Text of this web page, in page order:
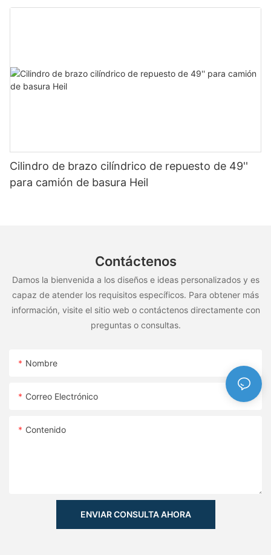
Cilindro de brazo cilíndrico de repuesto de 49''
para camión de basura Heil
Contáctenos
Damos la bienvenida a los diseños e ideas personalizados y es
capaz de atender los requisitos específicos. Para obtener más
información, visite el sitio web o contáctenos directamente con
preguntas o consultas.
Nombre
Correo Electrónico
Contenido
ENVIAR CONSULTA AHORA